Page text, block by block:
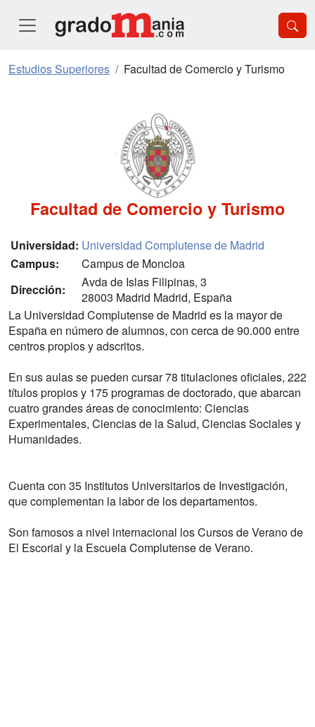
Estudios Superiores Facultad de Comercio y Turismo
Facultad de Comercio y Turismo
Universidad: Universidad Complutense de Madrid
Campus:
Campus de Moncloa
Dirección:
Avda de Islas Filipinas, 3
28003 Madrid Madrid, España
La Universidad Complutense de Madrid es la mayor de
España en número de alumnos, con cerca de 90.000 entre
centros propios y adscritos.
En sus aulas se pueden cursar 78 titulaciones oficiales, 222
títulos propios y 175 programas de doctorado, que abarcan
cuatro grandes áreas de conocimiento: Ciencias
Experimentales, Ciencias de la Salud, Ciencias Sociales y
Humanidades.
Cuenta con 35 Institutos Universitarios de Investigación,
que complementan la labor de los departamentos.
Son famosos a nivel internacional los Cursos de Verano de
El Escorial y la Escuela Complutense de Verano.